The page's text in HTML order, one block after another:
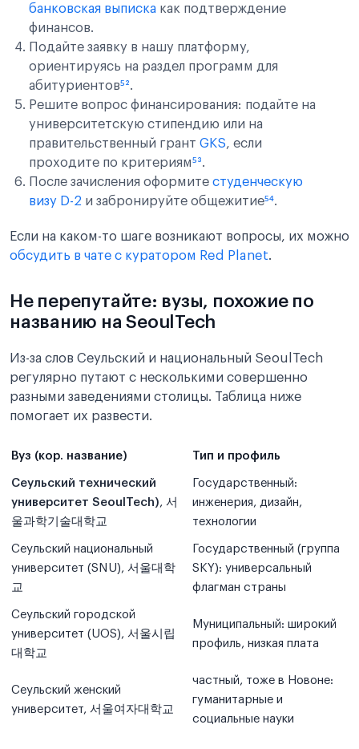
банковская выписка как подтверждение
финансов.
Подайте заявку в нашу платформу,
ориентируясь на раздел программ для
абитуриентов⁵².
Решите вопрос финансирования: подайте на
университетскую стипендию или на
правительственный грант GKS, если
проходите по критериям⁵³.
После зачисления оформите студенческую
визу D-2 и забронируйте общежитие⁵⁴.
Если на каком-то шаге возникают вопросы, их можно
обсудить в чате с куратором Red Planet.
Не перепутайте: вузы, похожие по
названию на SeoulTech
Из-за слов Сеульский и национальный SeoulTech
регулярно путают с несколькими совершенно
разными заведениями столицы. Таблица ниже
помогает их развести.
Вуз (кор. название) Тип и профиль
Сеульский технический
университет SeoulTech), 서
울과학기술대학교
Государственный:
инженерия, дизайн,
технологии
Сеульский национальный
университет (SNU), 서울대학
교
Государственный (группа
SKY): универсальный
флагман страны
Сеульский городской
университет (UOS), 서울시립
대학교
Муниципальный: широкий
профиль, низкая плата
Сеульский женский
университет, 서울여자대학교
частный, тоже в Новоне:
гуманитарные и
социальные науки